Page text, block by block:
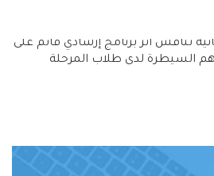
تناقش أثر برنامج إرشادي قائم على
السيطرة لدى طلاب المرحلة